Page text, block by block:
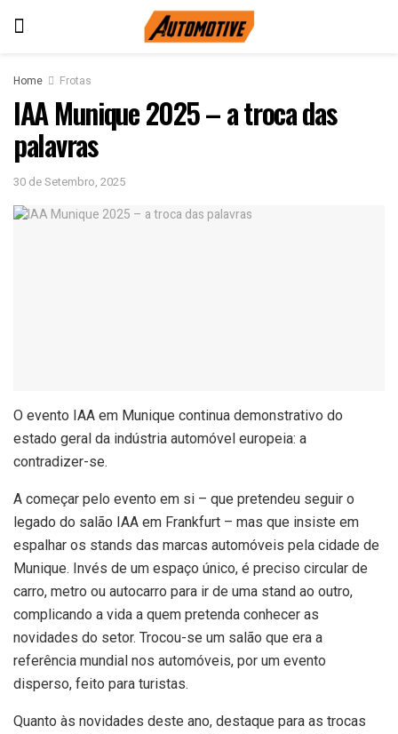
Home Frotas
IAA Munique 2025 – a troca das
palavras
30 de Setembro, 2025
O evento IAA em Munique continua demonstrativo do
estado geral da indústria automóvel europeia: a
contradizer-se.
A começar pelo evento em si – que pretendeu seguir o
legado do salão IAA em Frankfurt – mas que insiste em
espalhar os stands das marcas automóveis pela cidade de
Munique. Invés de um espaço único, é preciso circular de
carro, metro ou autocarro para ir de uma stand ao outro,
complicando a vida a quem pretenda conhecer as
novidades do setor. Trocou-se um salão que era a
referência mundial nos automóveis, por um evento
disperso, feito para turistas.
Quanto às novidades deste ano, destaque para as trocas